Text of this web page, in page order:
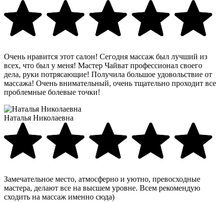
Очень нравится этот салон! Сегодня массаж был лучший из
всех, что был у меня! Мастер Чайват профессионал своего
дела, руки потрясающие! Получила большое удовольствие от
массажа! Очень внимательный, очень тщательно проходит все
проблемные болевые точки!
Наталья Николаевна
Замечательное место, атмосферно и уютно, превосходные
мастера, делают все на высшем уровне. Всем рекомендую
сходить на массаж именно сюда)